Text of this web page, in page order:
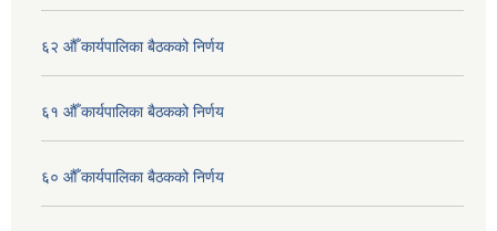
६२ औँ कार्यपालिका बैठकको निर्णय
६१ औँ कार्यपालिका बैठकको निर्णय
६० औँ कार्यपालिका बैठकको निर्णय